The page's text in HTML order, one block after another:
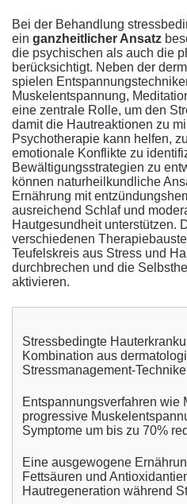
Bei der Behandlung
ein ganzheitlicher Ansatz
die psychischen als auch die
berücksichtigt. Neben der
spielen
Muskelentspannung,
eine zentrale Rolle, um den
damit die Hautreaktionen zu
Psychotherapie kann helfen,
emotionale Konflikte zu
Bewältigungsstrategien zu
können naturheilkundliche
Ernährung mit
ausreichend Schlaf und
Hautgesundheit unterstützen.
verschiedenen
Teufelskreis aus Stress und
durchbrechen und die
aktivieren.
Stressbedingte
Kombination aus
Stressmanagement-
Entspannungsverfahren wie
progressive
Symptome um bis zu 70%
Eine ausgewogene
Fettsäuren und
Hautregeneration während